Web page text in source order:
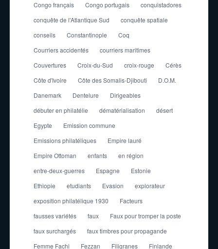
Congo français
Congo portugais
conquistadores
conquête de l'Atlantique Sud
conquête spatiale
conseils
Constantinople
Coq
Courriers accidentés
courriers maritimes
Couvertures
Croix-du-Sud croix-rouge
Cérès
Côte d'Ivoire
Côte des Somalis-Djibouti
D.O.M.
Danemark
Dentelure
Dirigeables
débuter en philatélie
dématérialisation
désert
Egypte
Emission commune
Emissions philatéliques
Empire lauré
Empire Ottoman
enfants
en région
entre-deux-guerres
Espagne
Estonie
Ethiopie
etudiants Evasion
explorateur
exposition philatélique 1930
Facteurs
fausses variétés
faux
Faux pour tromper la poste
faux surchargés
faux timbres pour propagande
Femme Fachi
Fezzan Filigranes Finlande